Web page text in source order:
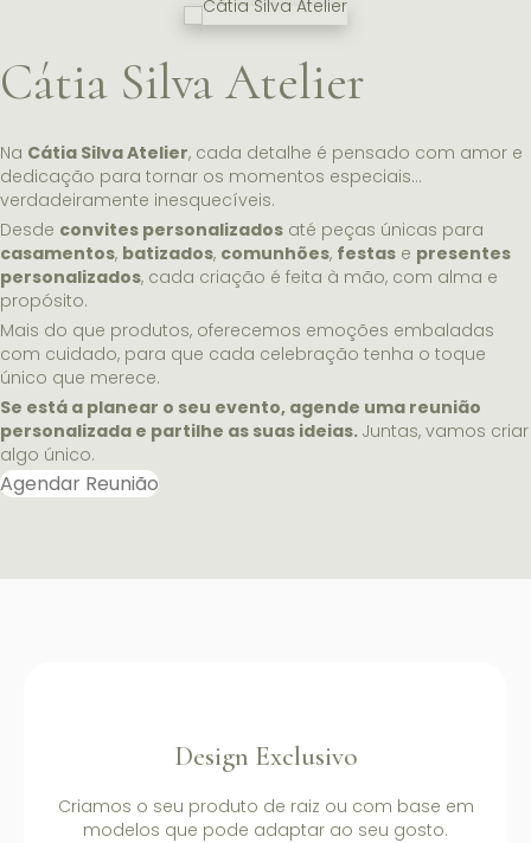
Cátia Silva Atelier
Na Cátia Silva Atelier, cada detalhe é pensado com amor e
dedicação para tornar os momentos especiais…
verdadeiramente inesquecíveis.
Desde convites personalizados até peças únicas para
casamentos, batizados, comunhões, festas e presentes
personalizados, cada criação é feita à mão, com alma e
propósito.
Mais do que produtos, oferecemos emoções embaladas
com cuidado, para que cada celebração tenha o toque
único que merece.
Se está a planear o seu evento, agende uma reunião
personalizada e partilhe as suas ideias. Juntas, vamos criar
algo único.
Agendar Reunião
Design Exclusivo
Criamos o seu produto de raiz ou com base em
modelos que pode adaptar ao seu gosto.